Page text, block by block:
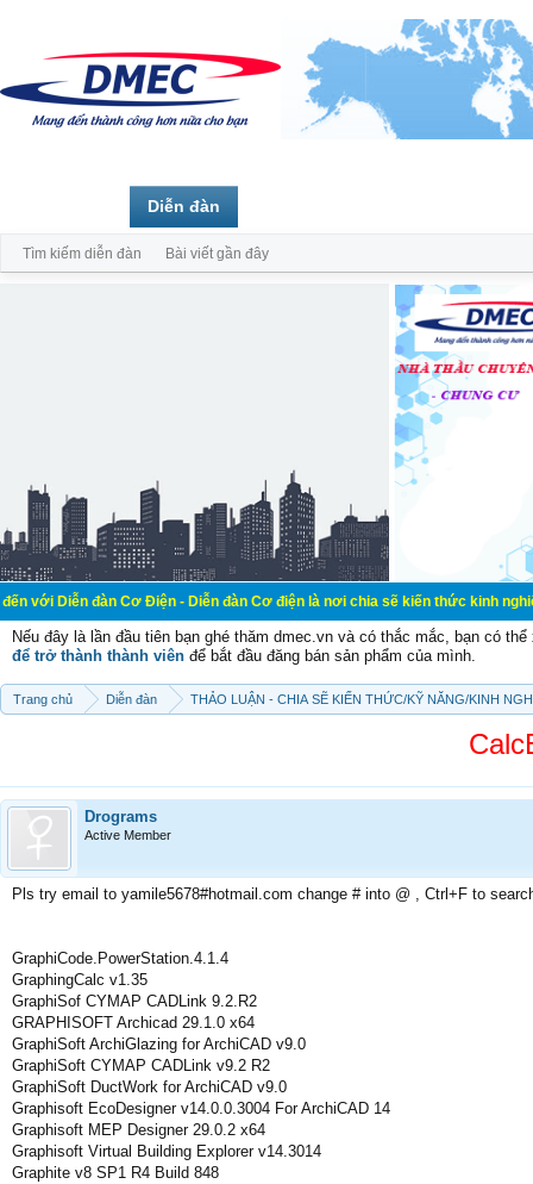
đàn Cơ Điện - Diễn đàn Cơ điện là nơi chia sẽ kiến thức kinh nghiệm
Nếu đây là lần đầu tiên bạn ghé thăm dmec.vn và có thắc mắc, bạn có
để trở thành thành viên để bắt đầu đăng bán sản phẩm của mình.
Trang chủ Diễn đàn THẢO LUẬN - CHIA SẼ KIẾN THỨC/KỸ NĂNG/KINH
Drograms
Active Member
Pls try email to yamile5678#hotmail.com change # into @ , Ctrl+F to
GraphiCode.PowerStation.4.1.4
GraphingCalc v1.35
GraphiSof CYMAP CADLink 9.2.R2
GRAPHISOFT Archicad 29.1.0 x64
GraphiSoft ArchiGlazing for ArchiCAD v9.0
GraphiSoft CYMAP CADLink v9.2 R2
GraphiSoft DuctWork for ArchiCAD v9.0
Graphisoft EcoDesigner v14.0.0.3004 For ArchiCAD 14
Graphisoft MEP Designer 29.0.2 x64
Graphisoft Virtual Building Explorer v14.3014
Graphite v8 SP1 R4 Build 848
Diễn đàn
Tìm kiếm diễn đàn Bài viết gần đây